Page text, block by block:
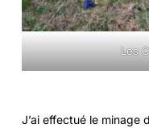
Les
J’ai effectué le minage